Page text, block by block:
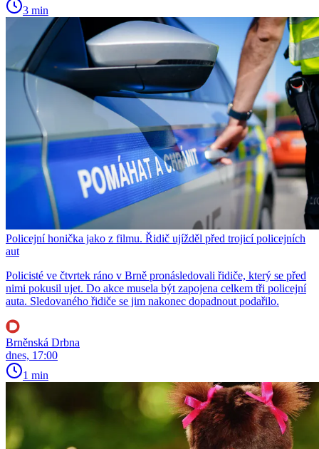
3 min
Policejní honička jako z filmu. Řidič ujížděl před trojicí policejních
aut
Policisté ve čtvrtek ráno v Brně pronásledovali řidiče, který se před
nimi pokusil ujet. Do akce musela být zapojena celkem tři policejní
auta. Sledovaného řidiče se jim nakonec dopadnout podařilo.
Brněnská Drbna
dnes, 17:00
1 min